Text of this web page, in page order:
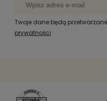
Twoje dane będą
prywatności